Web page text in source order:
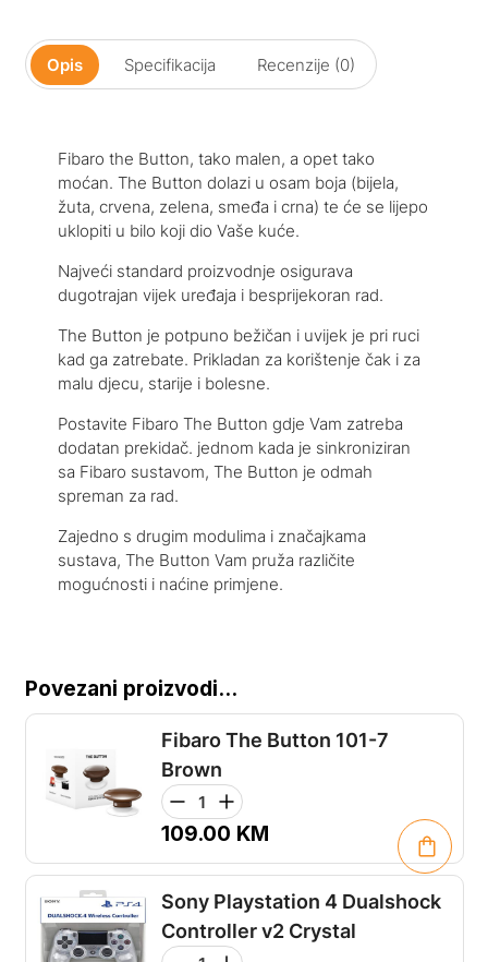
Opis Specifikacija Recenzije (0)
Fibaro the Button, tako malen, a opet tako
moćan. The Button dolazi u osam boja (bijela,
žuta, crvena, zelena, smeđa i crna) te će se lijepo
uklopiti u bilo koji dio Vaše kuće.
Najveći standard proizvodnje osigurava
dugotrajan vijek uređaja i besprijekoran rad.
The Button je potpuno bežičan i uvijek je pri ruci
kad ga zatrebate. Prikladan za korištenje čak i za
malu djecu, starije i bolesne.
Postavite Fibaro The Button gdje Vam zatreba
dodatan prekidač. jednom kada je sinkroniziran
sa Fibaro sustavom, The Button je odmah
spreman za rad.
Zajedno s drugim modulima i značajkama
sustava, The Button Vam pruža različite
mogućnosti i naćine primjene.
Povezani proizvodi...
Fibaro The Button 101-7
Brown
109.00 KM
Sony Playstation 4 Dualshock
Controller v2 Crystal